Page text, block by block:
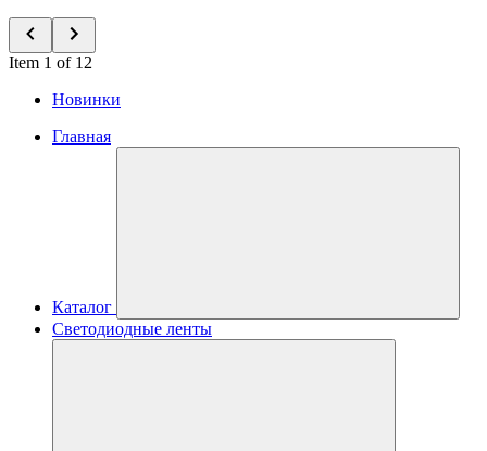
Item 1 of 12
Новинки
Главная
Каталог
Светодиодные ленты